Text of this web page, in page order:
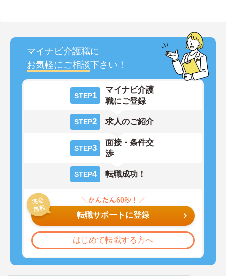
マイナビ介護職に
お気軽にご相談下さい！
STEP1
マイナビ介護
職にご登録
STEP2 求人のご紹介
STEP3
面接・条件交
渉
STEP4 転職成功！
転職サポートに登録
はじめて転職する方へ